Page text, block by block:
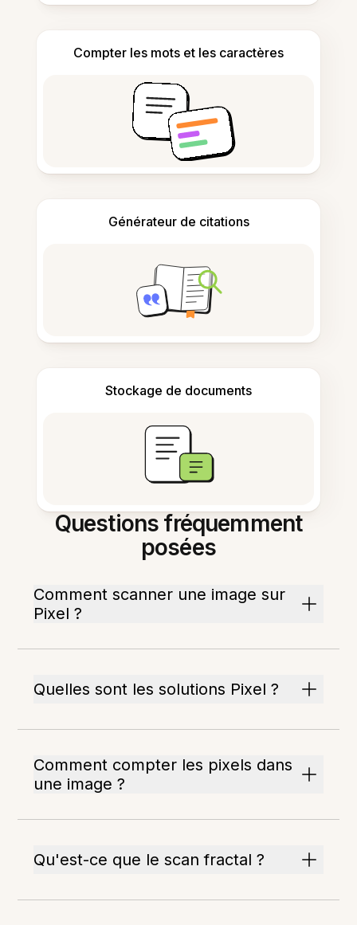
Compter les mots et les caractères
Générateur de citations
Stockage de documents
Questions fréquemment
posées
Comment scanner une image sur
Pixel ?
Quelles sont les solutions Pixel ?
Comment compter les pixels dans
une image ?
Qu'est-ce que le scan fractal ?